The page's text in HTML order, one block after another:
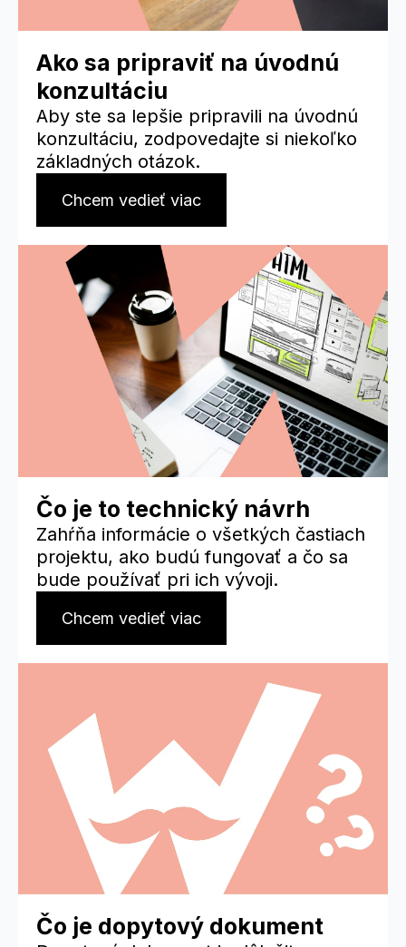
Ako sa pripraviť na úvodnú
konzultáciu
Aby ste sa lepšie pripravili na úvodnú
konzultáciu, zodpovedajte si niekoľko
základných otázok.
Chcem vedieť viac
Čo je to technický návrh
Zahŕňa informácie o všetkých častiach
projektu, ako budú fungovať a čo sa
bude používať pri ich vývoji.
Chcem vedieť viac
Čo je dopytový dokument